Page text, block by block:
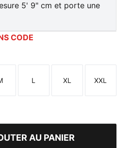
5' 9" cm et porte une
CODE
Taille Taille
L
Taille
XL
Taille
XXL
souhaitsAU PANIER